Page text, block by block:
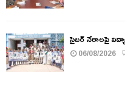
సైబర్ నేరాలపై
06/08/2026